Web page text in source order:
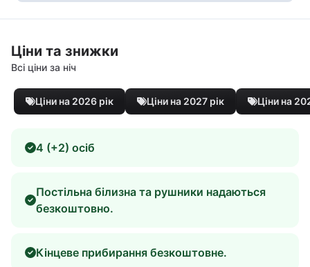
Ціни та знижки
Всі ціни за ніч
Ціни на 2026 рік Ціни на 2027 рік Ціни на
4 (+2) осіб
Постільна білизна та рушники надаються
безкоштовно.
Кінцеве прибирання безкоштовне.